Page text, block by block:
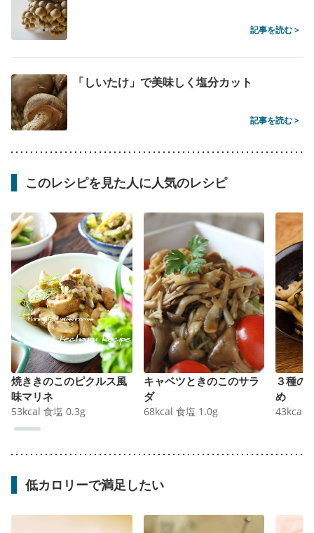
記事を読む >
「しいたけ」で美味しく塩分カット
記事を読む >
このレシピを見た人に人気のレシピ
焼ききのこのピクルス風
味マリネ
53kcal 食塩 0.3g
キャベツときのこのサラ
ダ
68kcal 食塩 1.0g
３種の
め
43kcal
低カロリーで満足したい